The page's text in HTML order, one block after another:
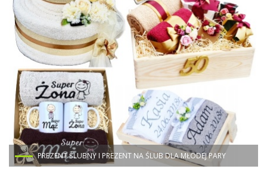
PREZENT ŚLUBNY I PREZENT NA ŚLUB DLA MŁODEJ PARY